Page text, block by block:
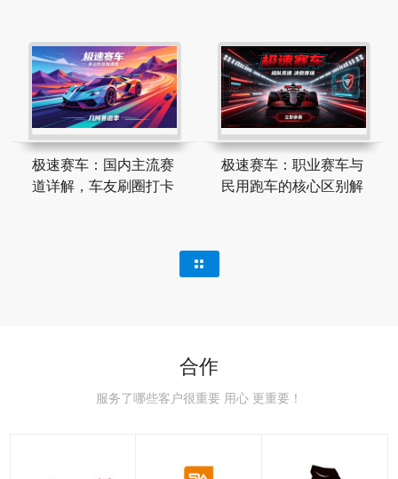
极速赛车：国内主流赛
道详解，车友刷圈打卡
极速赛车：职业赛车与
民用跑车的核心区别解
合作
服务了哪些客户很重要 用心 更重要！